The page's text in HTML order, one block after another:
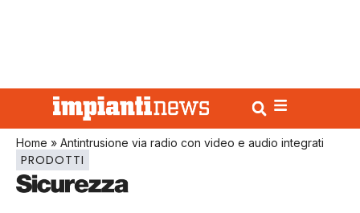
Home » Antintrusione via radio con video e audio integrati
PRODOTTI